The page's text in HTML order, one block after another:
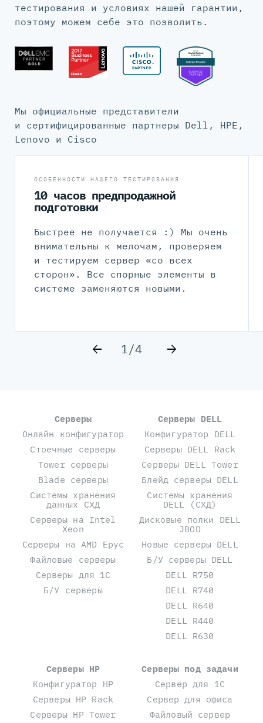
тестирования и условиях нашей гарантии,
поэтому можем себе это позволить.
Мы официальные представители
и сертифицированные партнеры Dell, HPE,
Lenovo и Cisco
ОСОБЕННОСТИ НАШЕГО ТЕСТИРОВАНИЯ
10 часов предпродажной
подготовки
Быстрее не получается :) Мы очень
внимательны к мелочам, проверяем
и тестируем сервер «со всех
сторон». Все спорные элементы в
системе заменяются новыми.
1/4
Серверы
Онлайн конфигуратор
Стоечные серверы
Tower серверы
Blade серверы
Системы хранения
данных СХД
Серверы на Intel
Xeon
Серверы на AMD Epyc
Файловые серверы
Серверы для 1С
Б/У серверы
Серверы DELL
Конфигуратор DELL
Серверы DELL Rack
Серверы DELL Tower
Блейд серверы DELL
Системы хранения
DELL (СХД)
Дисковые полки DELL
JBOD
Новые серверы DELL
Б/У серверы DELL
DELL R750
DELL R740
DELL R640
DELL R440
DELL R630
Серверы HP
Конфигуратор HP
Серверы HP Rack
Серверы HP Tower
Серверы под задачи
Сервер для 1С
Сервер для офиса
Файловый сервер